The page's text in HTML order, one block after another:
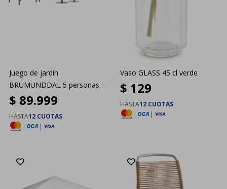
Juego de jardín
BRUMUNDDAL 5 personas
marrón
$ 89.999
HASTA12 CUOTAS
|
|
Vaso GLASS 45 cl verde
$ 129
HASTA12 CUOTAS
|
|